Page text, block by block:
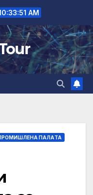
AM
ПАЛAТА